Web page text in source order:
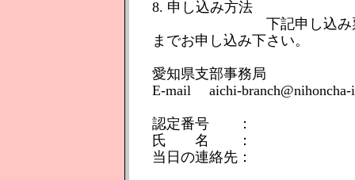
8. 申し込み方法
下記申し込み票にご記
までお申し込み下さい。
愛知県支部事務局
E-mail aichi-branch@nihoncha-
認定番号 ：
氏 名 ：
当日の連絡先：